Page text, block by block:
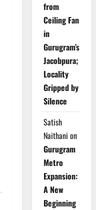
from
Ceiling Fan
in
Gurugram’s
Jacobpura;
Locality
Gripped by
Silence
Satish
Naithani on
Gurugram
Metro
Expansion:
A New
Beginning